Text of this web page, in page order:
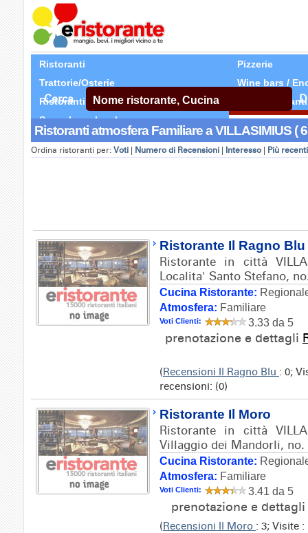
Ristoranti
Pizzerie
Trattorie/Osterie
Wine bars /
Ristoranti Etnici
Tutti Ristoranti
Segnala un locale
Cerca
Ristoranti atmosfera Familiare a VILLASIMIUS (
Ordina ristoranti per: Voti Numero di Recensioni Interesso Più recenti
Ristorante Il Ragno Blu
Ristorante in città
Localita' Santo Stefano,
Cucina Ristorante:
Atmosfera: Familiare
Voti Clienti: 3.33 da 5
prenotazione e dettagli
(Recensioni Il Ragno Blu : 0;
recensioni: (0)
Ristorante Il Moro
Ristorante in città
Villaggio dei Mandorli, no.
Cucina Ristorante:
Atmosfera: Familiare
Voti Clienti: 3.41 da 5
prenotazione e dettagli
(Recensioni Il Moro : 3; Visite